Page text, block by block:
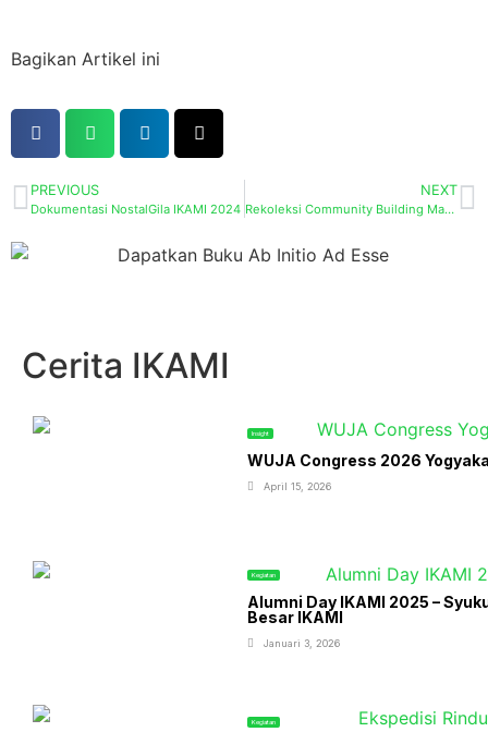
Bagikan Artikel ini
PREVIOUS
Dokumentasi NostalGila IKAMI 2024
NEXT
Rekoleksi Community Building Mahasiswa Xaverius Dormitory Politeknik Industri ATMI Cikarang
Cerita IKAMI
Insight
WUJA Congress 2026
April 15, 2026
Kegiatan
Alumni Day IKAMI 2025 –
Besar IKAMI
Januari 3, 2026
Kegiatan